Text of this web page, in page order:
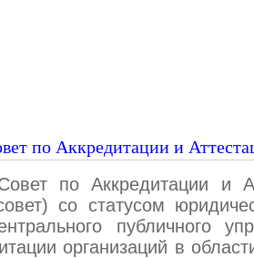
по Аккредитации и
по Аккредитации и
со статусом
публичного
организаций в